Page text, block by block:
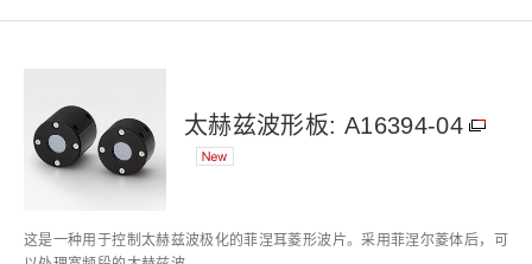
太赫兹波形板: A16394-04
这是一种用于控制太赫兹波极化的菲涅耳菱形波片。采用菲涅尔菱体后，可